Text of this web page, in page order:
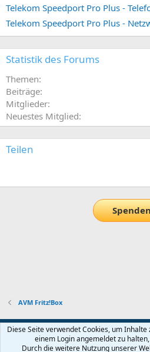
Telekom Speedport Pro Plus -
Telekom Speedport Pro Plus -
Statistik des Forums
Themen
Beiträge
Mitglieder
Neuestes Mitglied
Teilen
AVM Fritz!Box
Default-Theme
Nutzungsbedingungen
Datenschutz
Diese Seite verwendet Cookies, um
einem Login angemeldet zu
Durch die weitere Nutzung unserer